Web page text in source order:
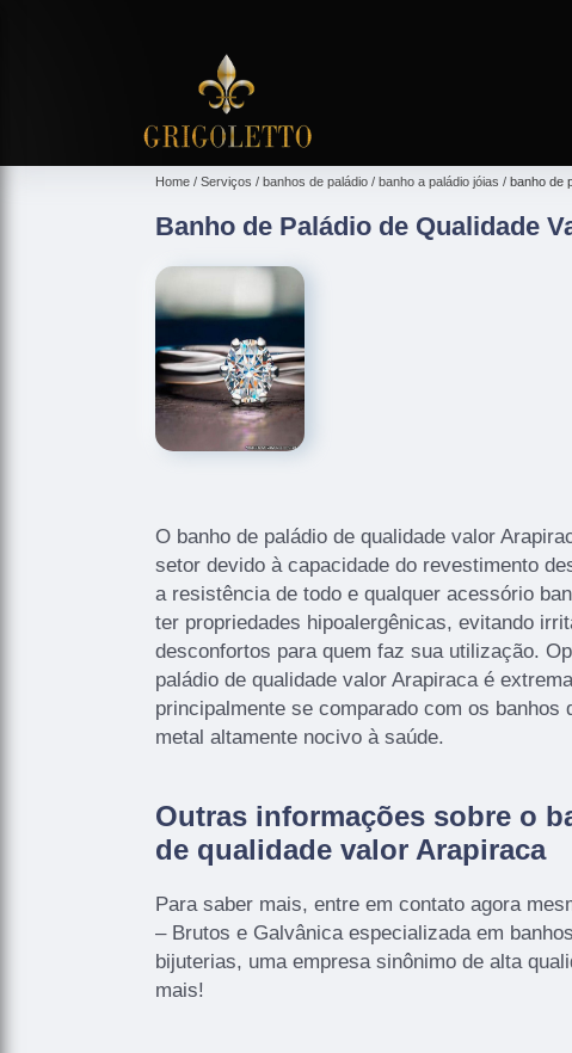
Home Serviços banhos de paládio banho a paládio jóias banho de
Banho de Paládio de Qualidade
O banho de paládio de qualidade valor
setor devido à capacidade do revestimento
a resistência de todo e qualquer acessório
ter propriedades hipoalergênicas, evitando
desconfortos para quem faz sua utilização.
paládio de qualidade valor Arapiraca é
principalmente se comparado com os banhos
metal altamente nocivo à saúde.
Outras informações sobre o
de qualidade valor Arapiraca
Para saber mais, entre em contato agora
– Brutos e Galvânica especializada em
bijuterias, uma empresa sinônimo de alta
mais!